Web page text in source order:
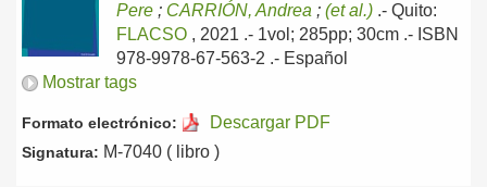
Pere ; CARRIÓN, Andrea ; (et al.) .- Quito:
FLACSO , 2021 .- 1vol; 285pp; 30cm .- ISBN
978-9978-67-563-2 .- Español
Mostrar tags
Formato electrónico: Descargar PDF
Signatura: M-7040 ( libro )